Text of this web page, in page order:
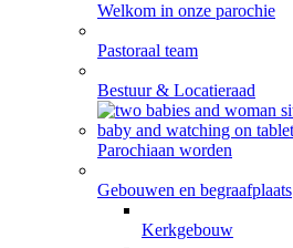
Welkom in onze parochie
Pastoraal team
Bestuur & Locatieraad
Parochiaan worden
Gebouwen en begraafplaats
Kerkgebouw